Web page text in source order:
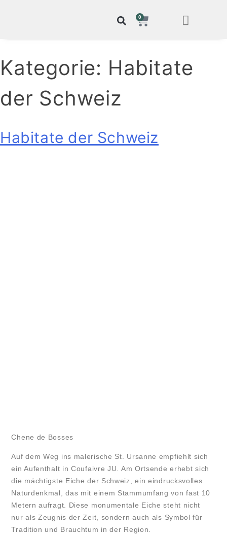
0
Kategorie: Habitate
der Schweiz
Habitate der Schweiz
Chene de Bosses
Auf dem Weg ins malerische St. Ursanne empfiehlt sich
ein Aufenthalt in Coufaivre JU. Am Ortsende erhebt sich
die mächtigste Eiche der Schweiz, ein eindrucksvolles
Naturdenkmal, das mit einem Stammumfang von fast 10
Metern aufragt. Diese monumentale Eiche steht nicht
nur als Zeugnis der Zeit, sondern auch als Symbol für
Tradition und Brauchtum in der Region.